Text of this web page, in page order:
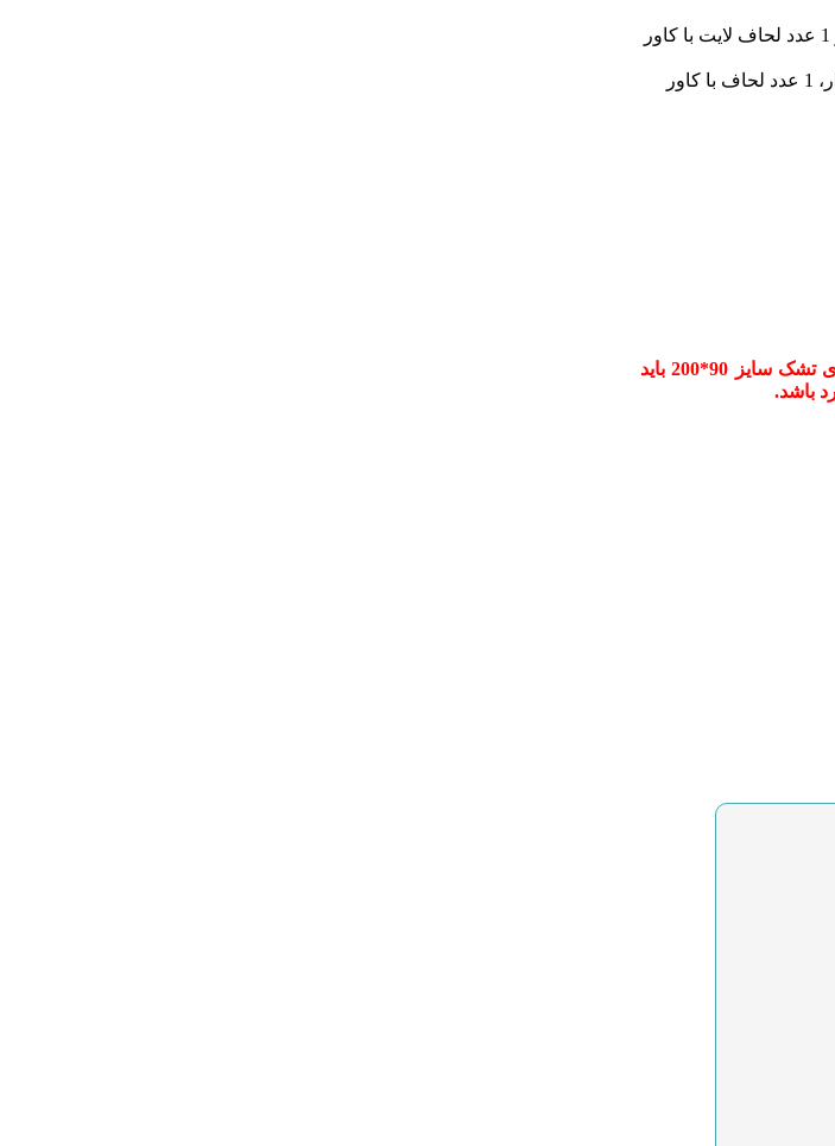
یکنفره 4 تکه : ( 1 عدد کاور تشک کشدوز، 1 عدد روبالشی طرحدار، 1عدد کاورکوسن طرحدار 1 عدد لحاف لایت با کاور
دونفره 6 تکه : ( 1 عدد کاور تشک کشدوز، 2 عدد روبالشی طرحدار، 2 عدد کاور کوسن طرحدار، 1 عدد لحاف با کاور
جهت سفارش سرویس روتختی میبایست سایز را براساس تشک انتخاب نمائید. به عنوان مثال برای تشک سایز 90*200 باید